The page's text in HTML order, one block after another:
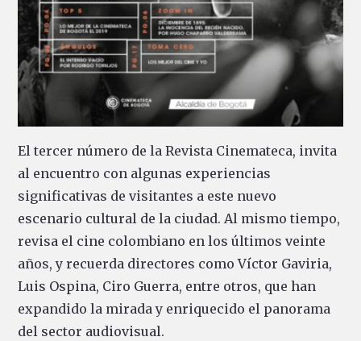
El tercer número de la Revista Cinemateca, invita
al encuentro con algunas experiencias
significativas de visitantes a este nuevo
escenario cultural de la ciudad. Al mismo tiempo,
revisa el cine colombiano en los últimos veinte
años, y recuerda directores como Víctor Gaviria,
Luis Ospina, Ciro Guerra, entre otros, que han
expandido la mirada y enriquecido el panorama
del sector audiovisual.